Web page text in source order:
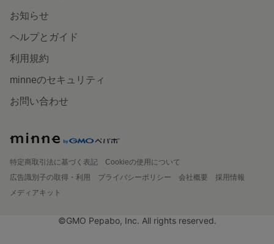
お知らせ
ヘルプとガイド
利用規約
minneのセキュリティ
お問い合わせ
特定商取引法に基づく表記
Cookieの使用について
広告識別子の取得・利用
プライバシーポリシー 会社概要
採用情報
メディアキット
©GMO Pepabo, Inc. All rights reserved.